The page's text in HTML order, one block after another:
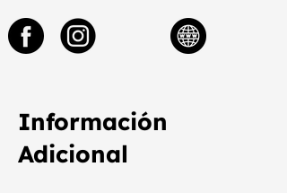
Información
Adicional